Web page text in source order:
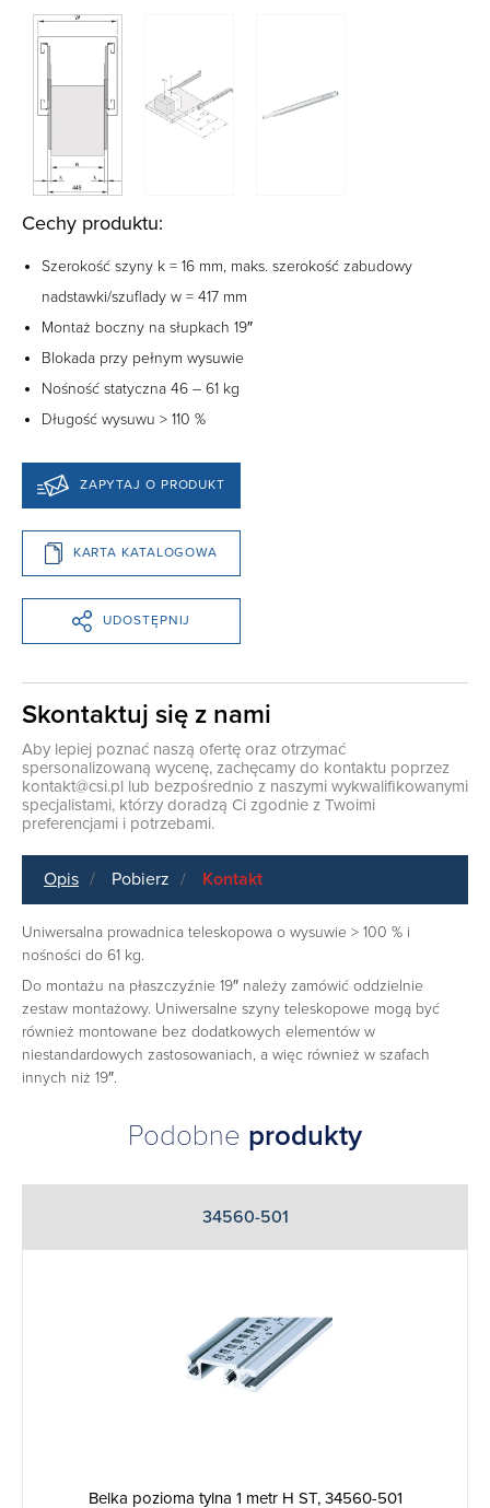
Cechy produktu:
Szerokość szyny k = 16 mm, maks. szerokość zabudowy
nadstawki/szuflady w = 417 mm
Montaż boczny na słupkach 19″
Blokada przy pełnym wysuwie
Nośność statyczna 46 – 61 kg
Długość wysuwu > 110 %
ZAPYTAJ O PRODUKT
KARTA KATALOGOWA
UDOSTĘPNIJ
Skontaktuj się z nami
Aby lepiej poznać naszą ofertę oraz otrzymać
spersonalizowaną wycenę, zachęcamy do kontaktu poprzez
kontakt@csi.pl lub bezpośrednio z naszymi wykwalifikowanymi
specjalistami, którzy doradzą Ci zgodnie z Twoimi
preferencjami i potrzebami.
Opis Pobierz Kontakt
Uniwersalna prowadnica teleskopowa o wysuwie > 100 % i
nośności do 61 kg.
Do montażu na płaszczyźnie 19″ należy zamówić oddzielnie
zestaw montażowy. Uniwersalne szyny teleskopowe mogą być
również montowane bez dodatkowych elementów w
niestandardowych zastosowaniach, a więc również w szafach
innych niż 19″.
Podobne produkty
34560-501
Belka pozioma tylna 1 metr H ST, 34560-501